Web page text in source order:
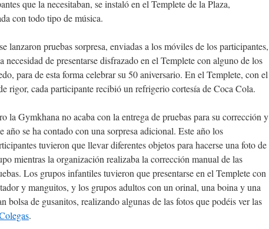
que la necesitaban, se instaló en el Templete de la Plaza,
con todo tipo de música.
lanzaron pruebas sorpresa, enviadas a los móviles de los participantes,
necesidad de presentarse disfrazado en el Templete con alguno de los
para de esta forma celebrar su 50 aniversario. En el Templete, con el
rigor, cada participante recibió un refrigerio cortesía de Coca Cola.
la Gymkhana no acaba con la entrega de pruebas para su corrección y
año se ha contado con una sorpresa adicional. Este año los
tuvieron que llevar diferentes objetos para hacerse una foto de
mientras la organización realizaba la corrección manual de las
Los grupos infantiles tuvieron que presentarse en el Templete con
y manguitos, y los grupos adultos con un orinal, una boina y una
bolsa de gusanitos, realizando algunas de las fotos que podéis ver las
.